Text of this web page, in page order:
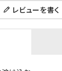
レビューを書く